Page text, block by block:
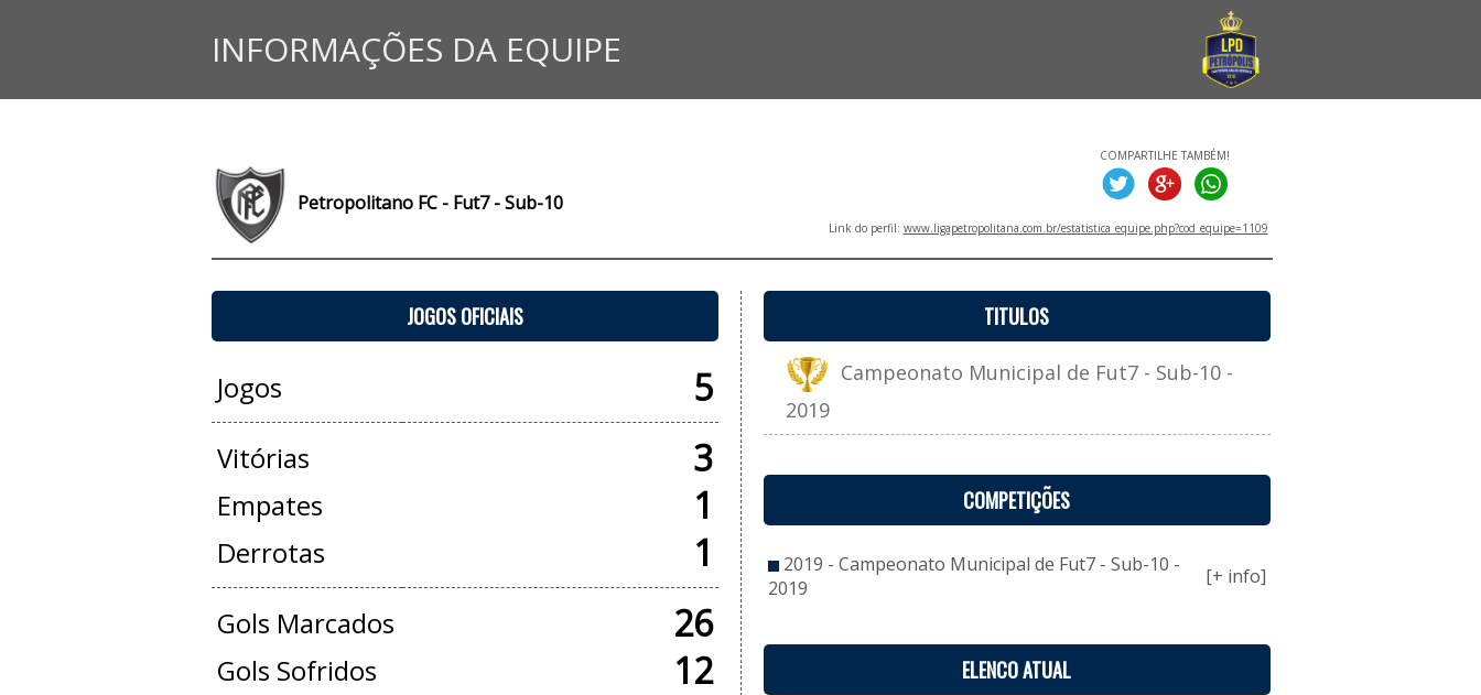
INFORMAÇÕES DA EQUIPE
Petropolitano FC - Fut7 - Sub-10
COMPARTILHE TAMBÉM!
Link do perfil: www.ligapetropolitana.com.br/estatistica_equipe.php?cod_equipe=1109
JOGOS OFICIAIS
Jogos 5
Vitórias 3
Empates 1
Derrotas 1
Gols Marcados 26
Gols Sofridos 12
TITULOS
Campeonato Municipal de Fut7 - Sub-10 -
2019
COMPETIÇÕES
2019 - Campeonato Municipal de Fut7 - Sub-10 -
2019
[+ info]
ELENCO ATUAL